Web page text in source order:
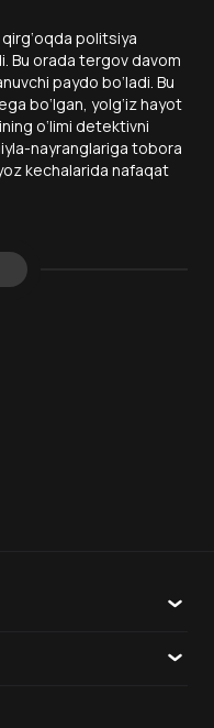
politsiya
Bu orada tergov davom
paydo bo‘ladi. Bu
bo‘lgan, yolg‘iz hayot
o‘limi detektivni
nayranglariga tobora
kechalarida nafaqat